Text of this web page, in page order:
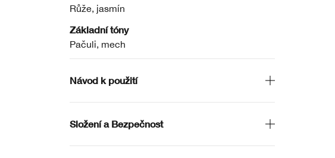
Růže, jasmín
Základní tóny
Pačuli, mech
Návod k použití
Složení a Bezpečnost